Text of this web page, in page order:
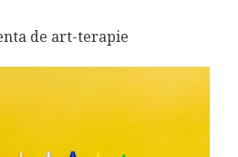
de art-terapie